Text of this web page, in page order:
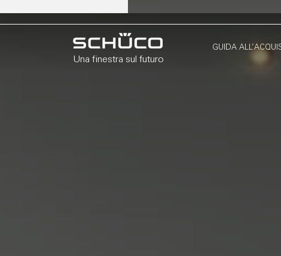
GUIDA
Una finestra sul futuro